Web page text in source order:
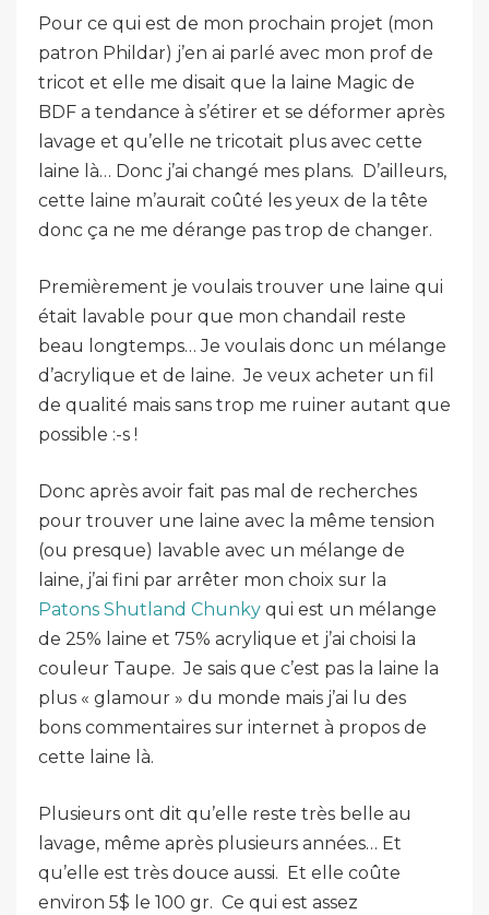
Pour ce qui est de mon prochain projet (mon
patron Phildar) j’en ai parlé avec mon prof de
tricot et elle me disait que la laine Magic de
BDF a tendance à s’étirer et se déformer après
lavage et qu’elle ne tricotait plus avec cette
laine là… Donc j’ai changé mes plans. D’ailleurs,
cette laine m’aurait coûté les yeux de la tête
donc ça ne me dérange pas trop de changer.
Premièrement je voulais trouver une laine qui
était lavable pour que mon chandail reste
beau longtemps… Je voulais donc un mélange
d’acrylique et de laine. Je veux acheter un fil
de qualité mais sans trop me ruiner autant que
possible :-s !
Donc après avoir fait pas mal de recherches
pour trouver une laine avec la même tension
(ou presque) lavable avec un mélange de
laine, j’ai fini par arrêter mon choix sur la
Patons Shutland Chunky qui est un mélange
de 25% laine et 75% acrylique et j’ai choisi la
couleur Taupe. Je sais que c’est pas la laine la
plus « glamour » du monde mais j’ai lu des
bons commentaires sur internet à propos de
cette laine là.
Plusieurs ont dit qu’elle reste très belle au
lavage, même après plusieurs années… Et
qu’elle est très douce aussi. Et elle coûte
environ 5$ le 100 gr. Ce qui est assez